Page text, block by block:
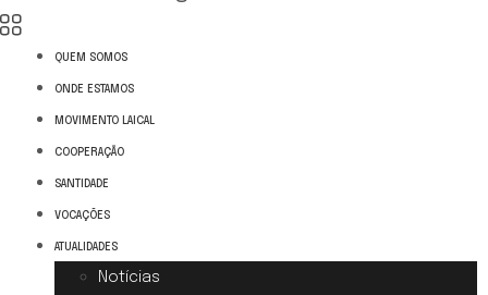
QUEM SOMOS
ONDE ESTAMOS
MOVIMENTO LAICAL
COOPERAÇÃO
SANTIDADE
VOCAÇÕES
ATUALIDADES
Notícias